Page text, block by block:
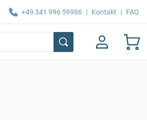
+49 341 996 59986 | Kontakt | FAQ